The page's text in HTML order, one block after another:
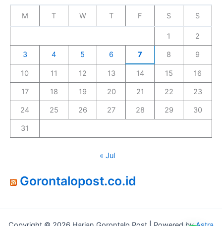
M T W T F S S
1 2
3 4 5 6 7 8 9
10 11 12 13 14 15 16
17 18 19 20 21 22 23
24 25 26 27 28 29 30
31
« Jul
Gorontalopost.co.id